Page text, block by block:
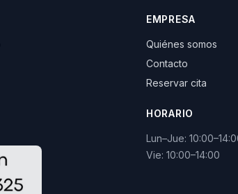
EMPRESA
Quiénes somos
Contacto
Reservar cita
HORARIO
Lun–Jue:
Vie: 10:00–14:00